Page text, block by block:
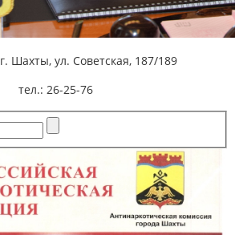
г. Шахты, ул. Советская, 187/189
тел.: 26-25-76